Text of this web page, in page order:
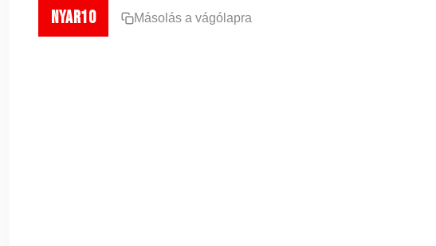
nyar10 Másolás a vágólapra